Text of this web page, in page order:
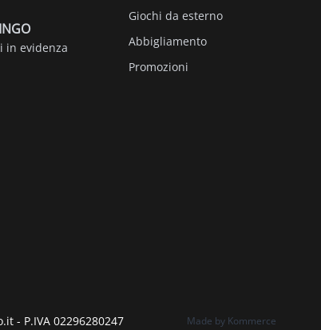
in evidenza
Giochi da esterno
Abbigliamento
Promozioni
- P.IVA 02296280247 Made by Kommerce